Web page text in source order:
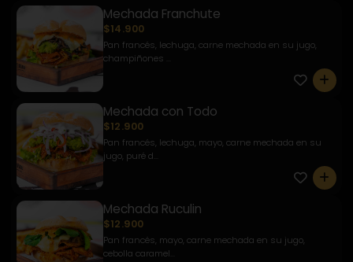
Mechada Franchute
$14.900
Pan francés, lechuga, carne mechada en su jugo,
champiñones ...
0
Mechada con Todo
$12.900
Pan francés, lechuga, mayo, carne mechada en su
jugo, puré d...
0
Mechada Ruculin
$12.900
Pan francés, mayo, carne mechada en su jugo,
cebolla caramel...